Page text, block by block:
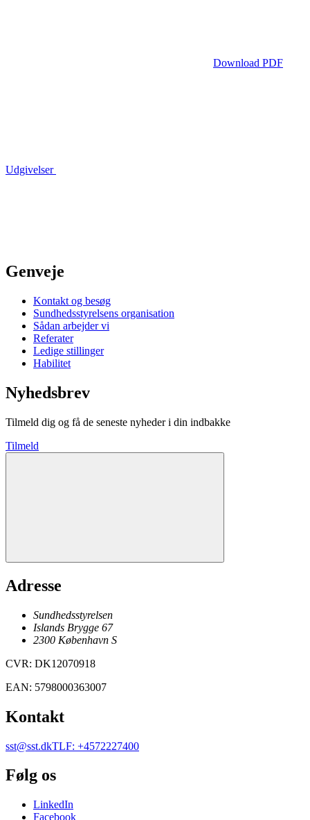
Download PDF
Udgivelser
Genveje
Kontakt og besøg
Sundhedsstyrelsens organisation
Sådan arbejder vi
Referater
Ledige stillinger
Habilitet
Nyhedsbrev
Tilmeld dig og få de seneste nyheder i din indbakke
Tilmeld
Adresse
Sundhedsstyrelsen
Islands Brygge 67
2300 København S
CVR: DK12070918
EAN: 5798000363007
Kontakt
sst@sst.dkTLF: +4572227400
Følg os
LinkedIn
Facebook